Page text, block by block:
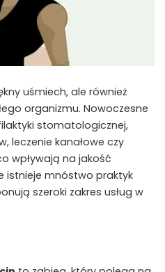
uśmiech, ale również
organizmu. Nowoczesne
stomatologicznej,
leczenie kanałowe czy
wpływają na jakość
istnieje mnóstwo praktyk
szeroki zakres usług w